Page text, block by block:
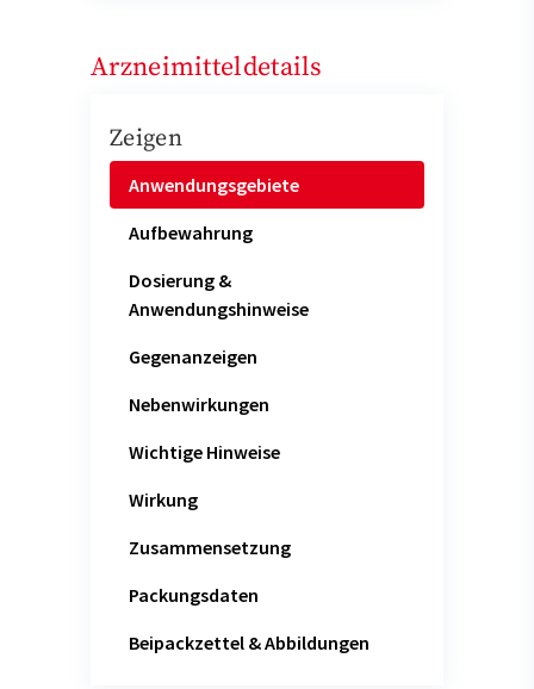
Arzneimitteldetails
Zeigen
Anwendungsgebiete
Aufbewahrung
Dosierung &
Anwendungshinweise
Gegenanzeigen
Nebenwirkungen
Wichtige Hinweise
Wirkung
Zusammensetzung
Packungsdaten
Beipackzettel & Abbildungen